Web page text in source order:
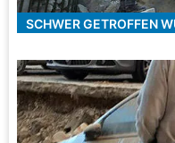
SCHWER GETROFFEN